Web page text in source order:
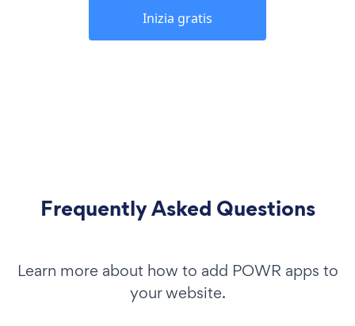
Inizia gratis
Frequently Asked Questions
Learn more about how to add POWR apps to
your website.